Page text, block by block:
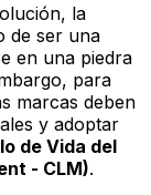
la
de ser una
en una piedra
para
marcas deben
y adoptar
de Vida del
- CLM).